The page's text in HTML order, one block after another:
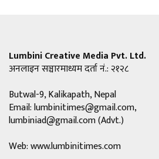
Lumbini Creative Media Pvt. Ltd.
अनलाइन सञ्चारमाध्यम दर्ता नं.: २१२८
Butwal-9, Kalikapath, Nepal
Email:lumbinitimes@gmail.com,
lumbiniad@gmail.com(Advt.)
Web: www.lumbinitimes.com